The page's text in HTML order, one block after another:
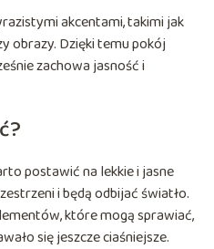
akcentami, takimi jak
obrazy. Dzięki temu pokój
zachowa jasność i
postawić na lekkie i jasne
i będą odbijać światło.
które mogą sprawiać,
się jeszcze ciaśniejsze.